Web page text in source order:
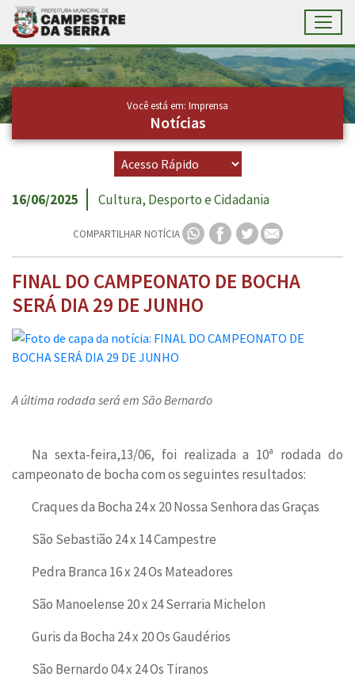
Ir para conteúdo principal
Conteúdo Principal
Você está em: Imprensa
Notícias
16/06/2025 Cultura, Desporto e Cidadania
COMPARTILHAR NOTÍCIA
FINAL DO CAMPEONATO DE BOCHA
SERÁ DIA 29 DE JUNHO
A última rodada será em São Bernardo
Na sexta-feira,13/06, foi realizada a 10ª rodada do
campeonato de bocha com os seguintes resultados:
Craques da Bocha 24 x 20 Nossa Senhora das Graças
São Sebastião 24 x 14 Campestre
Pedra Branca 16 x 24 Os Mateadores
São Manoelense 20 x 24 Serraria Michelon
Guris da Bocha 24 x 20 Os Gaudérios
São Bernardo 04 x 24 Os Tiranos